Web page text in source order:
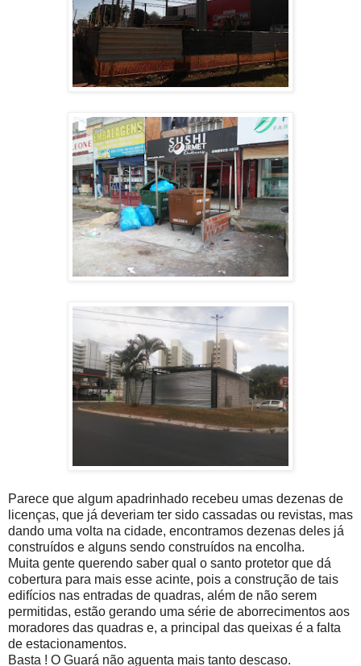
Parece que algum apadrinhado recebeu umas dezenas de
licenças, que já deveriam ter sido cassadas ou revistas, mas
dando uma volta na cidade, encontramos dezenas deles já
construídos e alguns sendo construídos na encolha.
Muita gente querendo saber qual o santo protetor que dá
cobertura para mais esse acinte, pois a construção de tais
edifícios nas entradas de quadras, além de não serem
permitidas, estão gerando uma série de aborrecimentos aos
moradores das quadras e, a principal das queixas é a falta
de estacionamentos.
Basta ! O Guará não aguenta mais tanto descaso.